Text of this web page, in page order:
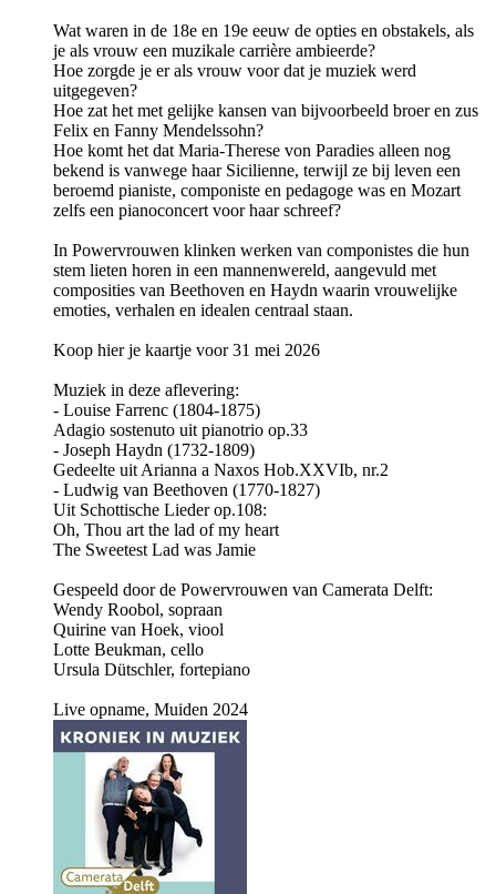
Wat waren in de 18e en 19e eeuw de opties en obstakels, als
je als vrouw een muzikale carrière ambieerde?
Hoe zorgde je er als vrouw voor dat je muziek werd
uitgegeven?
Hoe zat het met gelijke kansen van bijvoorbeeld broer en zus
Felix en Fanny Mendelssohn?
Hoe komt het dat Maria-Therese von Paradies alleen nog
bekend is vanwege haar Sicilienne, terwijl ze bij leven een
beroemd pianiste, componiste en pedagoge was en Mozart
zelfs een pianoconcert voor haar schreef?
In Powervrouwen klinken werken van componistes die hun
stem lieten horen in een mannenwereld, aangevuld met
composities van Beethoven en Haydn waarin vrouwelijke
emoties, verhalen en idealen centraal staan.
Koop hier je kaartje voor 31 mei 2026
Muziek in deze aflevering:
- Louise Farrenc (1804-1875)
Adagio sostenuto uit pianotrio op.33
- Joseph Haydn (1732-1809)
Gedeelte uit Arianna a Naxos Hob.XXVIb, nr.2
- Ludwig van Beethoven (1770-1827)
Uit Schottische Lieder op.108:
Oh, Thou art the lad of my heart
The Sweetest Lad was Jamie
Gespeeld door de Powervrouwen van Camerata Delft:
Wendy Roobol, sopraan
Quirine van Hoek, viool
Lotte Beukman, cello
Ursula Dütschler, fortepiano
Live opname, Muiden 2024